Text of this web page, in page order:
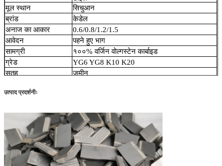
मूल स्थान
सिचुआन
ब्रांड
केडेल
अनाज का आकार
0.6/0.8/1.2/1.5
आवेदन
पहने हुए भाग
सामग्री
१००% वर्जिन वोल्गस्टेन कार्बाइड
ग्रेड
YG6 YG8 K10 K20
सतह
जमीन
लाभ
उत्पाद प्रदर्शनीः